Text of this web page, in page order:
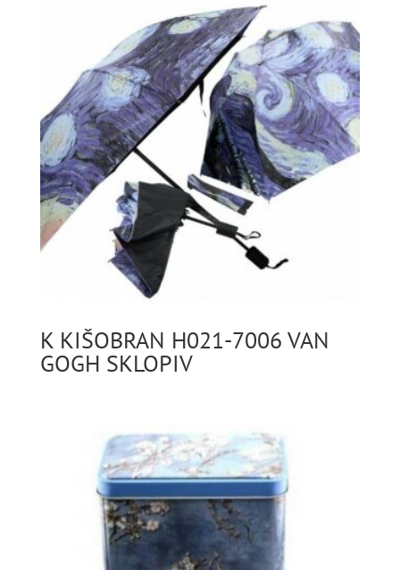
K KIŠOBRAN H021-7006 VAN
GOGH SKLOPIV